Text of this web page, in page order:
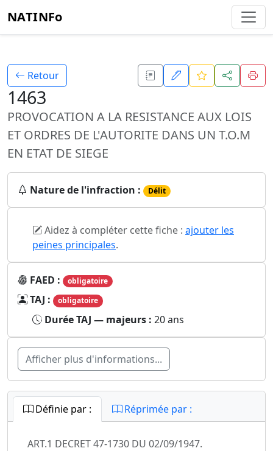
NATINFo
Retour
1463
PROVOCATION A LA RESISTANCE AUX LOIS
ET ORDRES DE L'AUTORITE DANS UN T.O.M
EN ETAT DE SIEGE
Nature de l'infraction : Délit
Aidez à compléter cette fiche : ajouter les
peines principales.
FAED : obligatoire
TAJ : obligatoire
Durée TAJ — majeurs : 20 ans
Afficher plus d'informations...
Définie par : Réprimée par :
ART.1 DECRET 47-1730 DU 02/09/1947.